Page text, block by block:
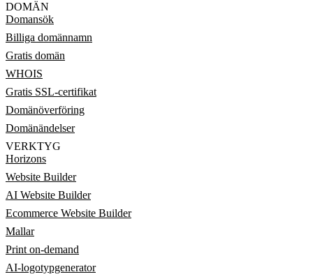
DOMÄN
Domansök
Billiga domännamn
Gratis domän
WHOIS
Gratis SSL-certifikat
Domänöverföring
Domänändelser
VERKTYG
Horizons
Website Builder
AI Website Builder
Ecommerce Website Builder
Mallar
Print on-demand
AI-logotypgenerator